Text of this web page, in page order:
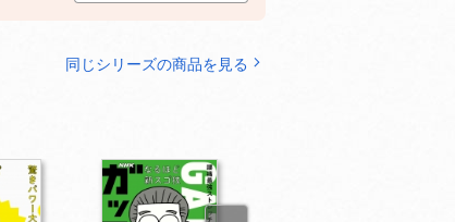
同じシリーズの商品を見る